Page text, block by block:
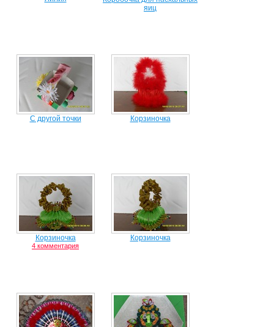
яиц
С другой точки Корзиночка
Корзиночка
4 комментария
Корзиночка